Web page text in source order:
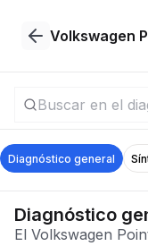
Volkswagen
Diagnóstico general
Diagnóstico
El Volkswagen